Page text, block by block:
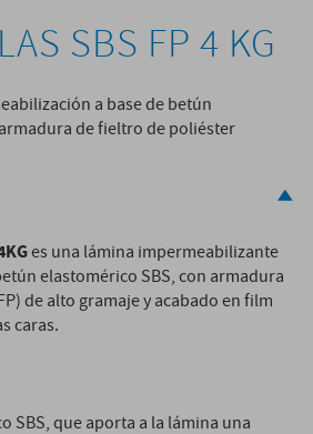
SBS FP 4 KG
a base de betún
de fieltro de poliéster
es una lámina impermeabilizante
elastomérico SBS, con armadura
de alto gramaje y acabado en film
caras.
SBS, que aporta a la lámina una